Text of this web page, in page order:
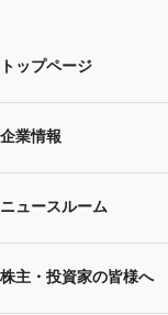
トップページ
企業情報
企業情報トップ
SUBARUのありたい姿
ニュースルーム
ニュースルームトップ
株主・投資家の皆様へ